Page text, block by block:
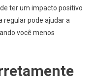
ter um impacto positivo
regular pode ajudar a
você menos